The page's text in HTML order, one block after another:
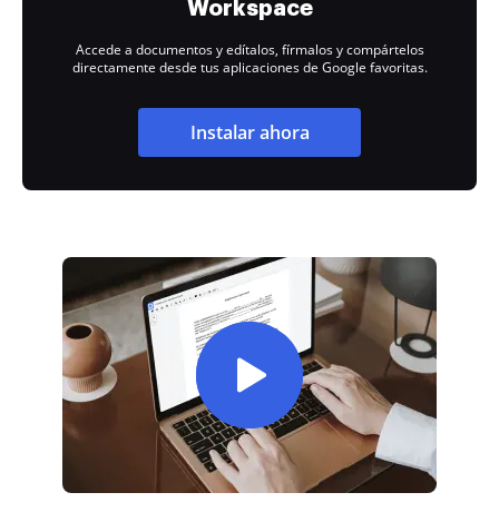
Workspace
Accede a documentos y edítalos, fírmalos y compártelos
directamente desde tus aplicaciones de Google favoritas.
Instalar ahora